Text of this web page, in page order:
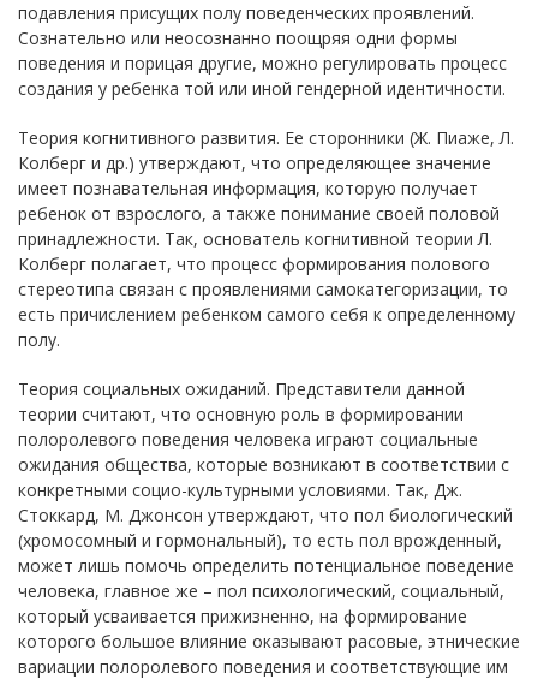
подавления присущих полу поведенческих проявлений.
Сознательно или неосознанно поощряя одни формы
поведения и порицая другие, можно регулировать процесс
создания у ребенка той или иной гендерной идентичности.
Теория когнитивного развития. Ее сторонники (Ж. Пиаже, Л.
Колберг и др.) утверждают, что определяющее значение
имеет познавательная информация, которую получает
ребенок от взрослого, а также понимание своей половой
принадлежности. Так, основатель когнитивной теории Л.
Колберг полагает, что процесс формирования полового
стереотипа связан с проявлениями самокатегоризации, то
есть причислением ребенком самого себя к определенному
полу.
Теория социальных ожиданий. Представители данной
теории считают, что основную роль в формировании
полоролевого поведения человека играют социальные
ожидания общества, которые возникают в соответствии с
конкретными социо-культурными условиями. Так, Дж.
Стоккард, М. Джонсон утверждают, что пол биологический
(хромосомный и гормональный), то есть пол врожденный,
может лишь помочь определить потенциальное поведение
человека, главное же – пол психологический, социальный,
который усваивается прижизненно, на формирование
которого большое влияние оказывают расовые, этнические
вариации полоролевого поведения и соответствующие им